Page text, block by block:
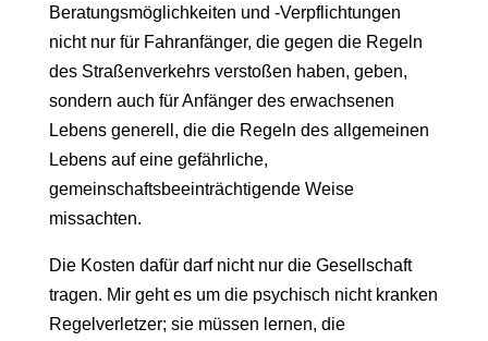
Beratungsmöglichkeiten und -Verpflichtungen
nicht nur für Fahranfänger, die gegen die Regeln
des Straßenverkehrs verstoßen haben, geben,
sondern auch für Anfänger des erwachsenen
Lebens generell, die die Regeln des allgemeinen
Lebens auf eine gefährliche,
gemeinschaftsbeeinträchtigende Weise
missachten.
Die Kosten dafür darf nicht nur die Gesellschaft
tragen. Mir geht es um die psychisch nicht kranken
Regelverletzer; sie müssen lernen, die